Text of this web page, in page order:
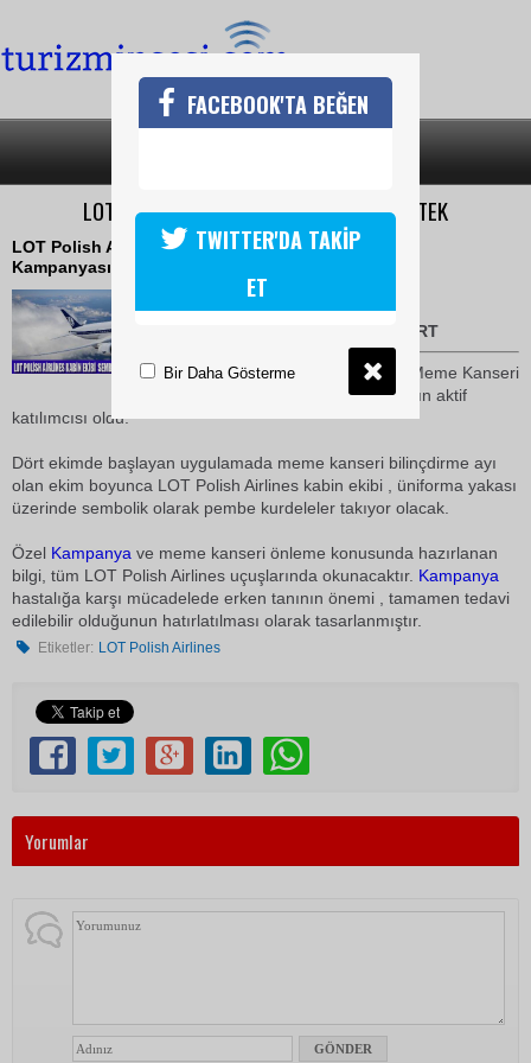
LOT POLİSH AİRLİNES KAMPANYAYA DESTEK
LOT Polish Airlines Meme Kanseri Bilinçlendirme
Kampanyasını Destekliyor
06 Ekim 2010 / 12:09
TURİZMİN SESİ-HANDE KURT
LOT Polish Airlines , Dünya
Meme Kanseri
Bilinçlendirme Kampanyası'nın aktif
katılımcısı oldu.
Dört ekimde başlayan uygulamada meme kanseri bilinçdirme ayı
olan ekim boyunca LOT Polish Airlines kabin ekibi , üniforma yakası
üzerinde sembolik olarak pembe kurdeleler takıyor olacak.
Özel Kampanya ve meme kanseri önleme konusunda hazırlanan
bilgi, tüm LOT Polish Airlines uçuşlarında okunacaktır. Kampanya
hastalığa karşı mücadelede erken tanının önemi , tamamen tedavi
edilebilir olduğunun hatırlatılması olarak tasarlanmıştır.
Etiketler: LOT Polish Airlines
Yorumlar
FACEBOOK'TA BEĞEN
TWITTER'DA TAKİP
ET
Bir Daha Gösterme